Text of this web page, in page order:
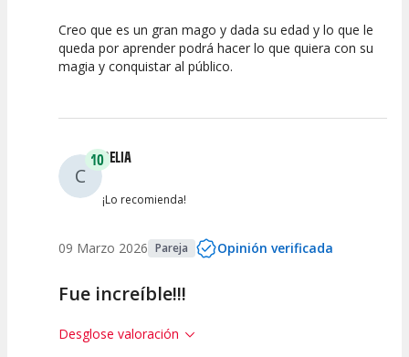
10
Calidad del
10
Puesta en
10
Interpretación
Creo que es un gran mago y dada su edad y lo que le
queda por aprender podrá hacer lo que quiera con su
magia y conquistar al público.
C
10CELIA
¡Lo recomienda!
09 Marzo 2026 Pareja Opinión verificada
Fue increíble!!!
Desglose valoración